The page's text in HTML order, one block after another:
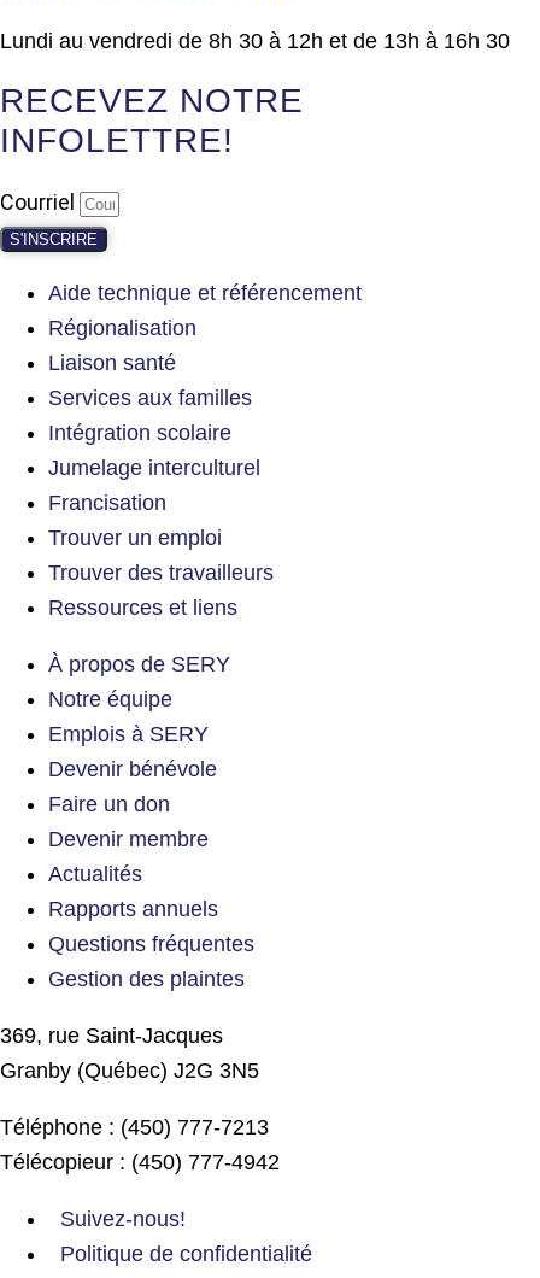
Lundi au vendredi de 8h 30 à 12h et de 13h à 16h 30
RECEVEZ NOTRE
INFOLETTRE!
Courriel
S'INSCRIRE
Aide technique et référencement
Régionalisation
Liaison santé
Services aux familles
Intégration scolaire
Jumelage interculturel
Francisation
Trouver un emploi
Trouver des travailleurs
Ressources et liens
À propos de SERY
Notre équipe
Emplois à SERY
Devenir bénévole
Faire un don
Devenir membre
Actualités
Rapports annuels
Questions fréquentes
Gestion des plaintes
369, rue Saint-Jacques
Granby (Québec) J2G 3N5
Téléphone : (450) 777-7213
Télécopieur : (450) 777-4942
Suivez-nous!
Politique de confidentialité